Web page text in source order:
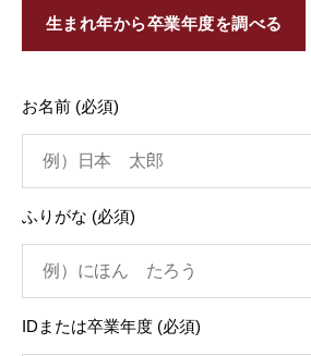
生まれ年から卒業年度を調べる
お名前 (必須)
ふりがな (必須)
IDまたは卒業年度 (必須)